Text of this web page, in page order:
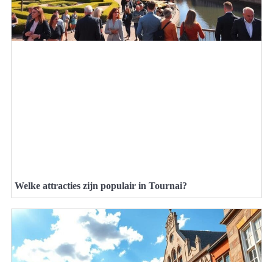
Welke attracties zijn populair in Tournai?